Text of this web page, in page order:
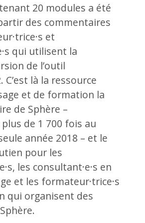
20 modules a été
des commentaires
et
qui utilisent la
de l’outil
C’est là la ressource
et de formation la
de Sphère –
de 1 700 fois au
année 2018 – et le
pour les
les consultant·e·s en
et les formateur·trice·s
qui organisent des